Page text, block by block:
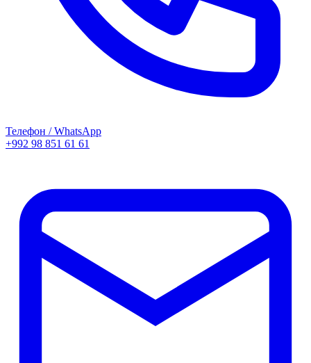
Телефон / WhatsApp
+992 98 851 61 61